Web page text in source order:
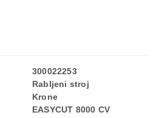
300022253
Rabljeni stroj
Krone
EASYCUT 8000 CV